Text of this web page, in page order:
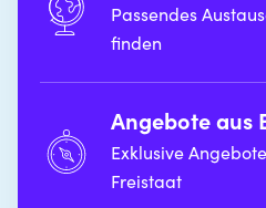
Passendes
finden
Angebote aus
Exklusive
Freistaat